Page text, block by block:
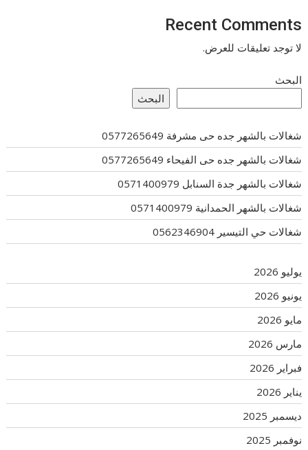
Recent Comments
لا توجد تعليقات للعرض.
البحث
البحث
شغالات بالشهر جده حى مشرفة 0577265649
شغالات بالشهر جده حى الفيحاء 0577265649
شغالات بالشهر جدة السنابل 0571400979
شغالات بالشهر الحمدانية 0571400979
شغالات حي التيسير 0562346904
يوليو 2026
يونيو 2026
مايو 2026
مارس 2026
فبراير 2026
يناير 2026
ديسمبر 2025
نوفمبر 2025